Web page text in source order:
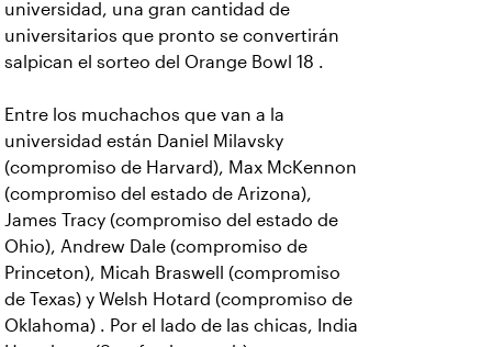
universidad, una gran cantidad de
universitarios que pronto se convertirán
salpican el sorteo del Orange Bowl 18 .
Entre los muchachos que van a la
universidad están Daniel Milavsky
(compromiso de Harvard), Max McKennon
(compromiso del estado de Arizona),
James Tracy (compromiso del estado de
Ohio), Andrew Dale (compromiso de
Princeton), Micah Braswell (compromiso
de Texas) y Welsh Hotard (compromiso de
Oklahoma) . Por el lado de las chicas, India